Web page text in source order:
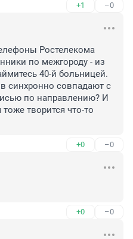
+1 –0
Ростелекома
по межгороду - из
40-й больницей.
синхронно совпадают с
по направлению? И
творится что-то
+0 –0
+0 –0